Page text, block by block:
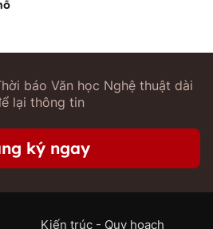
báo Văn học Nghệ thuật dài
lại thông tin
ký ngay
Kiến trúc - Quy hoạch